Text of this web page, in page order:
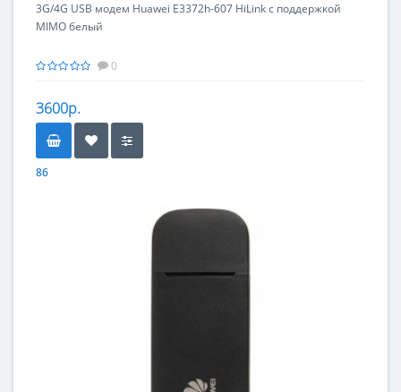
3G/4G USB модем Huawei E3372h-607 HiLink с поддержкой
MIMO белый
0
3600р.
86